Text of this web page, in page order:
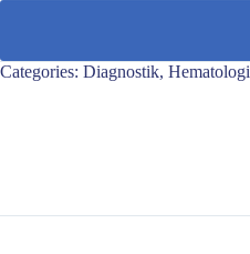
Categories: Diagnostik, Hematologi